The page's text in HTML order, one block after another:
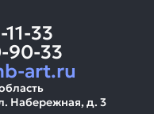
33
90-33
art.ru
Набережная, д. 3